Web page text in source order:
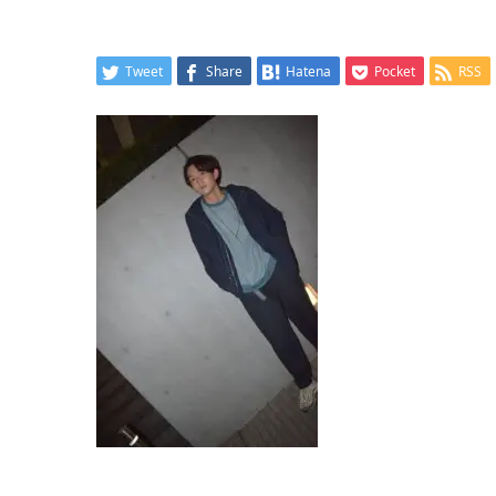
Tweet Share Hatena Pocket RSS